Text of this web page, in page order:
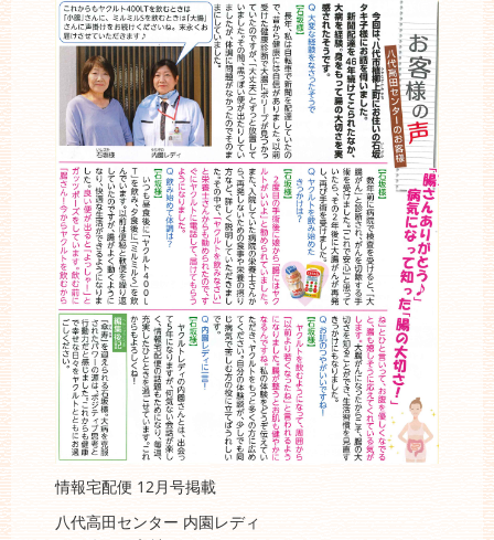
情報宅配便 12月号掲載
八代高田センター 内園レディ